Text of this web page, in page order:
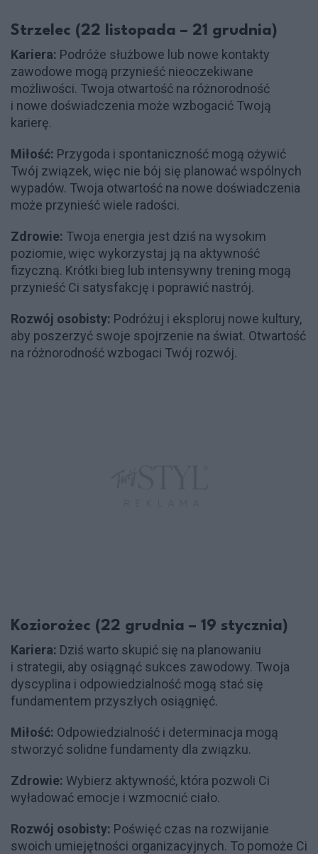
Strzelec (22 listopada – 21 grudnia)
Kariera: Podróże służbowe lub nowe kontakty
zawodowe mogą przynieść nieoczekiwane
możliwości. Twoja otwartość na różnorodność
i nowe doświadczenia może wzbogacić Twoją
karierę.
Miłość: Przygoda i spontaniczność mogą ożywić
Twój związek, więc nie bój się planować wspólnych
wypadów. Twoja otwartość na nowe doświadczenia
może przynieść wiele radości.
Zdrowie: Twoja energia jest dziś na wysokim
poziomie, więc wykorzystaj ją na aktywność
fizyczną. Krótki bieg lub intensywny trening mogą
przynieść Ci satysfakcję i poprawić nastrój.
Rozwój osobisty: Podróżuj i eksploruj nowe kultury,
aby poszerzyć swoje spojrzenie na świat. Otwartość
na różnorodność wzbogaci Twój rozwój.
Koziorożec (22 grudnia – 19 stycznia)
Kariera: Dziś warto skupić się na planowaniu
i strategii, aby osiągnąć sukces zawodowy. Twoja
dyscyplina i odpowiedzialność mogą stać się
fundamentem przyszłych osiągnięć.
Miłość: Odpowiedzialność i determinacja mogą
stworzyć solidne fundamenty dla związku.
Zdrowie: Wybierz aktywność, która pozwoli Ci
wyładować emocje i wzmocnić ciało.
Rozwój osobisty: Poświęć czas na rozwijanie
swoich umiejętności organizacyjnych. To pomoże Ci